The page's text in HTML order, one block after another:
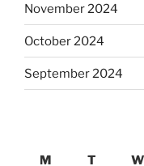
November 2024
October 2024
September 2024
M
T W